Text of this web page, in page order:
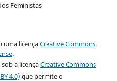
Feministas
uma licençaCreative Commons
.
a licençaCreative Commons
4.0) que permite o